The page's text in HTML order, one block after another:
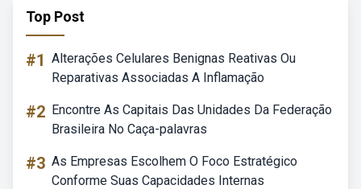
Top Post
#1 Alterações Celulares Benignas Reativas Ou
Reparativas Associadas A Inflamação
#2 Encontre As Capitais Das Unidades Da Federação
Brasileira No Caça-palavras
#3 As Empresas Escolhem O Foco Estratégico
Conforme Suas Capacidades Internas